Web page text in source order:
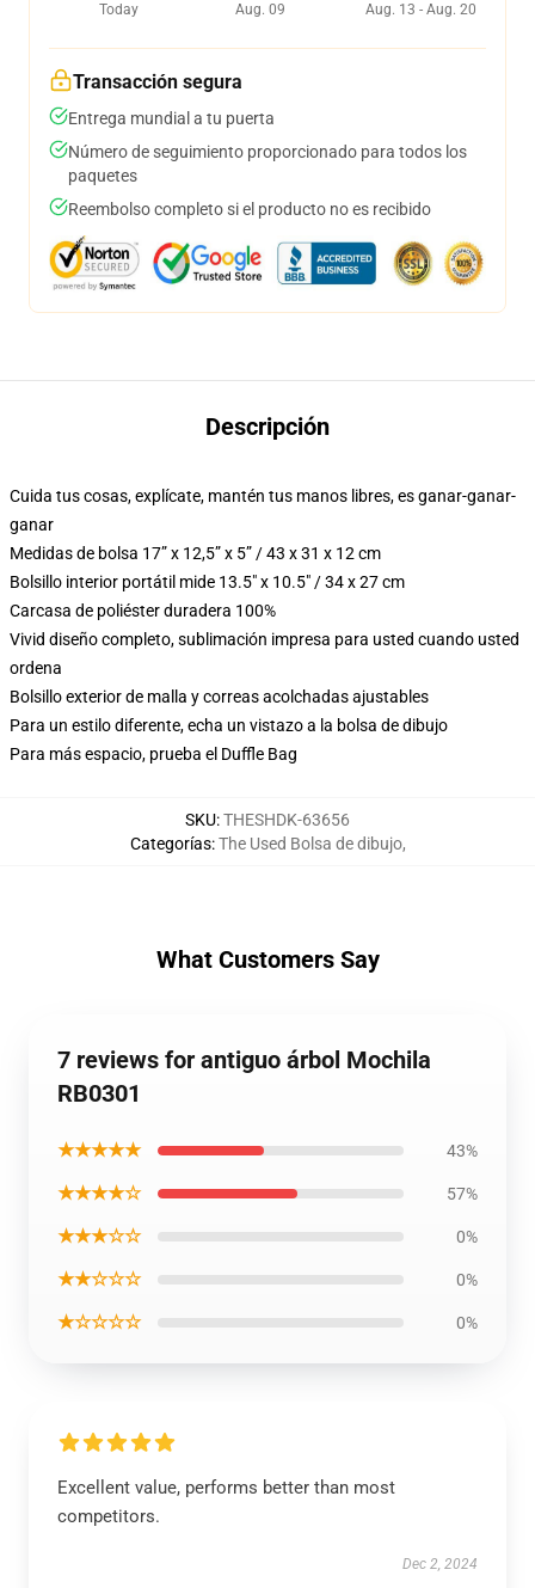
Today
Aug. 09
Aug. 13 - Aug. 20
Transacción segura
Entrega mundial a tu puerta
Número de seguimiento proporcionado para todos los
paquetes
Reembolso completo si el producto no es recibido
Descripción
Cuida tus cosas, explícate, mantén tus manos libres, es ganar-ganar-
ganar
Medidas de bolsa 17” x 12,5” x 5” / 43 x 31 x 12 cm
Bolsillo interior portátil mide 13.5" x 10.5" / 34 x 27 cm
Carcasa de poliéster duradera 100%
Vivid diseño completo, sublimación impresa para usted cuando usted
ordena
Bolsillo exterior de malla y correas acolchadas ajustables
Para un estilo diferente, echa un vistazo a la bolsa de dibujo
Para más espacio, prueba el Duffle Bag
SKU:THESHDK-63656
Categorías:The Used Bolsa de dibujo,
What Customers Say
7 reviews for antiguo árbol Mochila
RB0301
★★★★★ 43%
★★★★☆ 57%
★★★☆☆ 0%
★★☆☆☆ 0%
★☆☆☆☆ 0%
Excellent value, performs better than most
competitors.
Dec 2, 2024